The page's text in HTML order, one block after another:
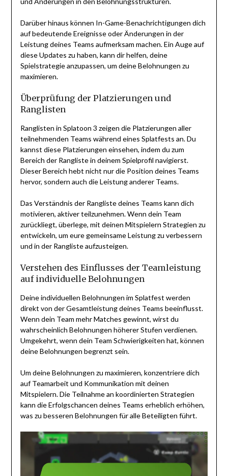
Darüber hinaus können In-Game-Benachrichtigungen dich
auf bedeutende Ereignisse oder Änderungen in der
Leistung deines Teams aufmerksam machen. Ein Auge auf
diese Updates zu haben, kann dir helfen, deine
Spielstrategie anzupassen, um deine Belohnungen zu
maximieren.
Überprüfung der Platzierungen und
Ranglisten
Ranglisten in Splatoon 3 zeigen die Platzierungen aller
teilnehmenden Teams während eines Splatfests an. Du
kannst diese Platzierungen einsehen, indem du zum
Bereich der Rangliste in deinem Spielprofil navigierst.
Dieser Bereich hebt nicht nur die Position deines Teams
hervor, sondern auch die Leistung anderer Teams.
Das Verständnis der Rangliste deines Teams kann dich
motivieren, aktiver teilzunehmen. Wenn dein Team
zurückliegt, überlege, mit deinen Mitspielern Strategien zu
entwickeln, um eure gemeinsame Leistung zu verbessern
und in der Rangliste aufzusteigen.
Verstehen des Einflusses der Teamleistung
auf individuelle Belohnungen
Deine individuellen Belohnungen im Splatfest werden
direkt von der Gesamtleistung deines Teams beeinflusst.
Wenn dein Team mehr Matches gewinnt, wirst du
wahrscheinlich Belohnungen höherer Stufen verdienen.
Umgekehrt, wenn dein Team Schwierigkeiten hat, können
deine Belohnungen begrenzt sein.
Um deine Belohnungen zu maximieren, konzentriere dich
auf Teamarbeit und Kommunikation mit deinen
Mitspielern. Die Teilnahme an koordinierten Strategien
kann die Erfolgschancen deines Teams erheblich erhöhen,
was zu besseren Belohnungen für alle Beteiligten führt.